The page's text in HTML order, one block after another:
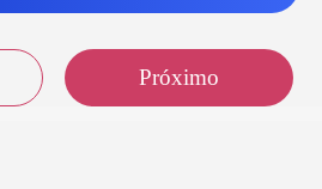
Próximo